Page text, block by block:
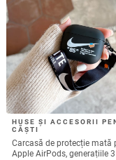
HUSE ȘI ACCESORII
CĂȘTI
Carcasă de protecție mată
Apple AirPods, generațiile